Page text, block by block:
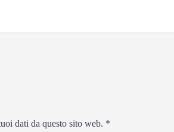
dati da questo sito web. *